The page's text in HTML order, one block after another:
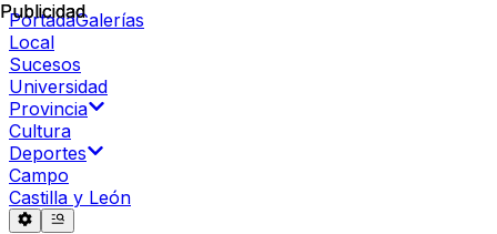
PortadaGalerías
Local
Sucesos
Universidad
Provincia
Cultura
Deportes
Campo
Castilla y León
Publicidad
Publicidad